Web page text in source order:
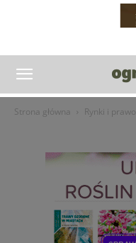
Strona główna Rynki i prawo